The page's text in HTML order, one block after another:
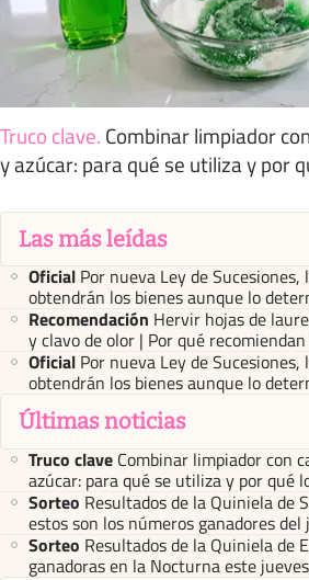
Truco clave. Combinar limpiador
y azúcar: para qué se utiliza y por
Las más leídas
Oficial Por nueva Ley de Sucesiones,
obtendrán los bienes aunque lo
Recomendación Hervir hojas de
y clavo de olor | Por qué
Oficial Por nueva Ley de Sucesiones,
obtendrán los bienes aunque lo
Últimas noticias
Truco clave Combinar limpiador con
azúcar: para qué se utiliza y por qué
Sorteo Resultados de la Quiniela de
estos son los números ganadores
Sorteo Resultados de la Quiniela de
ganadoras en la Nocturna este